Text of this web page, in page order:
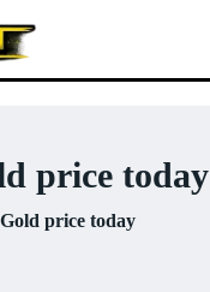
price today
Gold price today